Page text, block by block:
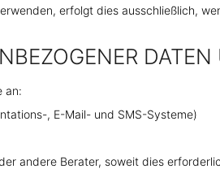
erfolgt dies ausschließlich,
an:
, E-Mail- und SMS-Systeme)
Berater, soweit dies